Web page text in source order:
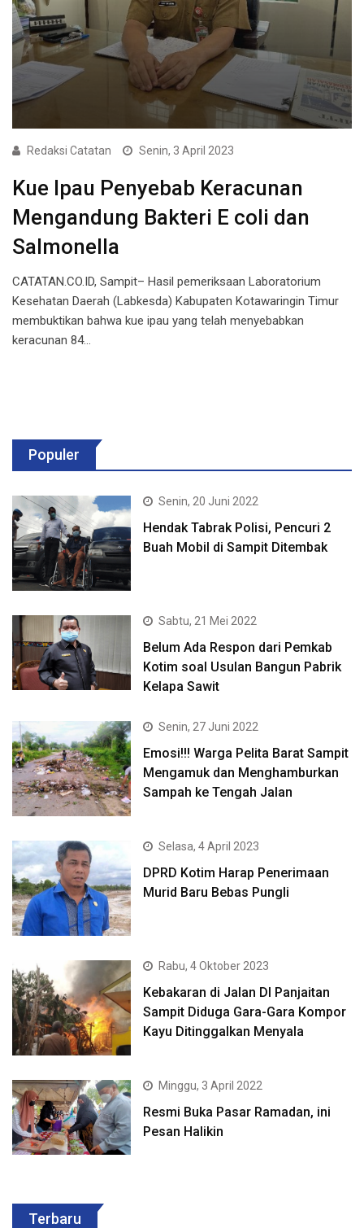
Redaksi Catatan Senin, 3 April 2023
Kue Ipau Penyebab Keracunan
Mengandung Bakteri E coli dan
Salmonella
CATATAN.CO.ID, Sampit– Hasil pemeriksaan Laboratorium
Kesehatan Daerah (Labkesda) Kabupaten Kotawaringin Timur
membuktikan bahwa kue ipau yang telah menyebabkan
keracunan 84…
Populer
Senin, 20 Juni 2022
Hendak Tabrak Polisi, Pencuri 2
Buah Mobil di Sampit Ditembak
Sabtu, 21 Mei 2022
Belum Ada Respon dari Pemkab
Kotim soal Usulan Bangun Pabrik
Kelapa Sawit
Senin, 27 Juni 2022
Emosi!!! Warga Pelita Barat Sampit
Mengamuk dan Menghamburkan
Sampah ke Tengah Jalan
Selasa, 4 April 2023
DPRD Kotim Harap Penerimaan
Murid Baru Bebas Pungli
Rabu, 4 Oktober 2023
Kebakaran di Jalan DI Panjaitan
Sampit Diduga Gara-Gara Kompor
Kayu Ditinggalkan Menyala
Minggu, 3 April 2022
Resmi Buka Pasar Ramadan, ini
Pesan Halikin
Terbaru